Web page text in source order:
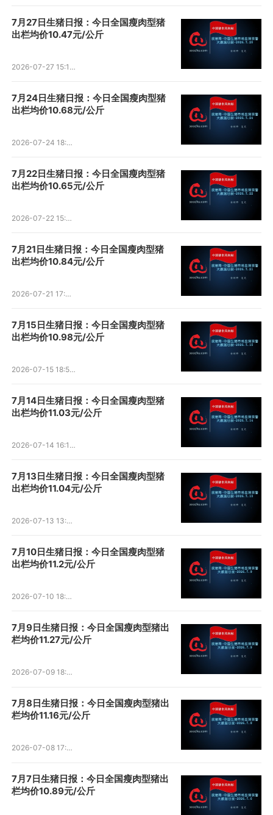
7月27日生猪日报：今日全国瘦肉型猪
出栏均价10.47元/公斤
2026-07-27 15:17:06
7月24日生猪日报：今日全国瘦肉型猪
出栏均价10.68元/公斤
2026-07-24 18:38:19
7月22日生猪日报：今日全国瘦肉型猪
出栏均价10.65元/公斤
2026-07-22 15:51:54
7月21日生猪日报：今日全国瘦肉型猪
出栏均价10.84元/公斤
2026-07-21 17:40:15
7月15日生猪日报：今日全国瘦肉型猪
出栏均价10.98元/公斤
2026-07-15 18:58:44
7月14日生猪日报：今日全国瘦肉型猪
出栏均价11.03元/公斤
2026-07-14 16:12:57
7月13日生猪日报：今日全国瘦肉型猪
出栏均价11.04元/公斤
2026-07-13 13:38:14
7月10日生猪日报：今日全国瘦肉型猪
出栏均价11.2元/公斤
2026-07-10 18:27:00
7月9日生猪日报：今日全国瘦肉型猪出
栏均价11.27元/公斤
2026-07-09 18:44:37
7月8日生猪日报：今日全国瘦肉型猪出
栏均价11.16元/公斤
2026-07-08 17:28:54
7月7日生猪日报：今日全国瘦肉型猪出
栏均价10.89元/公斤